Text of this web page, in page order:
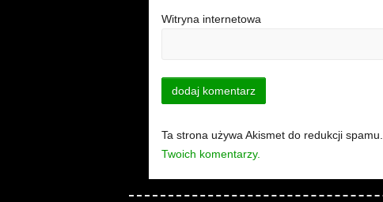
Witryna internetowa
Ta strona używa Akismet do redukcji spamu.
Twoich komentarzy.